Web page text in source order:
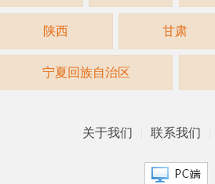
陕西 甘肃
宁夏回族自治区
关于我们 联系我们